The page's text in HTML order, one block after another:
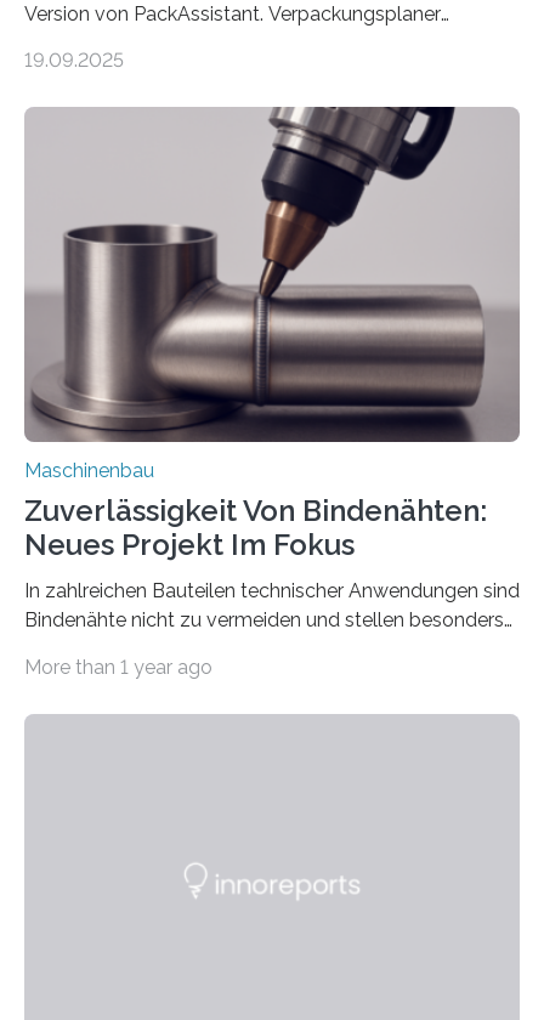
Version von PackAssistant. Verpackungsplaner
Automobil, Maschinenbau und in der Zulieferindustrie.
Teile als eine Einheit verpacken. Die Anordnung kann
der Benutzer vorgeben und erhält so mehr Kontrolle
über die Positionierung der Bauteile. Die ebenfalls neue
Automatisierungsschnittstelle dient dazu, die Software
besser in spezifische Unternehmensprozesse
einzubinden. Sankt Augustin – Zur Messe FACHPACK
vom 23. bis 25. September in Nürnberg…
19.09.2025
Maschinenbau
Zuverlässigkeit Von Bindenähten:
Neues Projekt Im Fokus
In zahlreichen Bauteilen technischer Anwendungen sind
Bindenähte nicht zu vermeiden und stellen besonders
Matrixmaterials eine große Herausforderung dar.
Durch den verstärkten Einsatz von Rezyklaten
More than 1 year ago